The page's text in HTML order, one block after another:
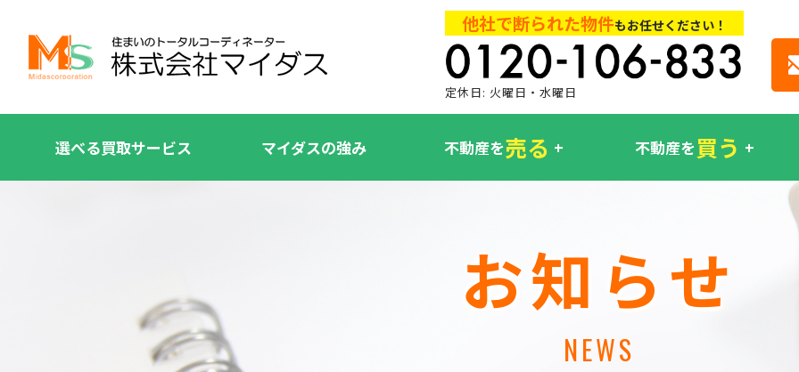
他社で断られた物件もお任せください！
定休日: 火曜日・水曜日
選べる買取サービス マイダスの強み 不動産を売る 不動産を買う
お知らせ
NEWS